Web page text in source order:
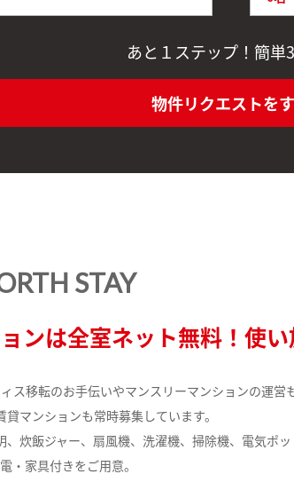
あと１ステップ！簡単
物件リクエストを
STAY
ンは全室ネット無料！使い
移転のお手伝いやマンスリーマンションの運営
貸マンションも常時募集しています。
炊飯ジャー、扇風機、洗濯機、掃除機、電気ポ
・家具付きをご用意。